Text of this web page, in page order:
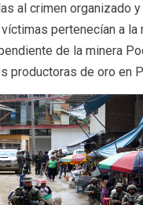
al crimen organizado
pertenecían a la
de la minera
productoras de oro en